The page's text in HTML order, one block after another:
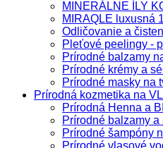
MINERÁLNE ÍLY
MIRAQLE luxusná
Odličovanie a
Pleťové peelingy -
Prírodné balzamy
Prírodné krémy a
Prírodné masky na
Prírodná kozmetika na
Prírodná Henna a
Prírodné balzamy
Prírodné šampóny